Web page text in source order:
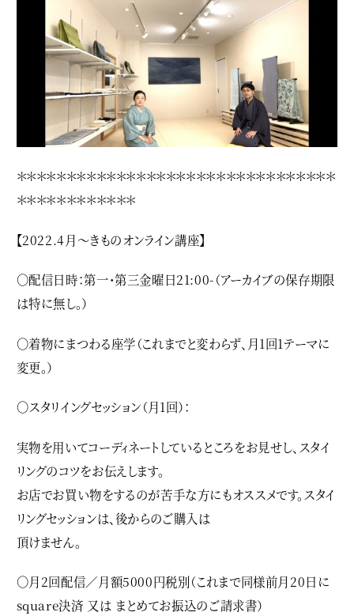
＊＊＊＊＊＊＊＊＊＊＊＊＊＊＊＊＊＊＊＊＊＊＊＊＊＊＊＊＊＊＊＊
＊＊＊＊＊＊＊＊＊＊＊＊
【2022.4月〜きものオンライン講座】
○配信日時：第一・第三金曜日21:00-（アーカイブの保存期限
は特に無し。）
○着物にまつわる座学（これまでと変わらず、月1回1テーマに
変更。）
○スタリイングセッション（月1回）：
実物を用いてコーディネートしているところをお見せし、スタイ
リングのコツをお伝えします。
お店でお買い物をするのが苦手な方にもオススメです。スタイ
リングセッションは、後からのご購入は
頂けません。
○月2回配信／月額5000円税別（これまで同様前月20日に
square決済 又は まとめてお振込のご請求書）